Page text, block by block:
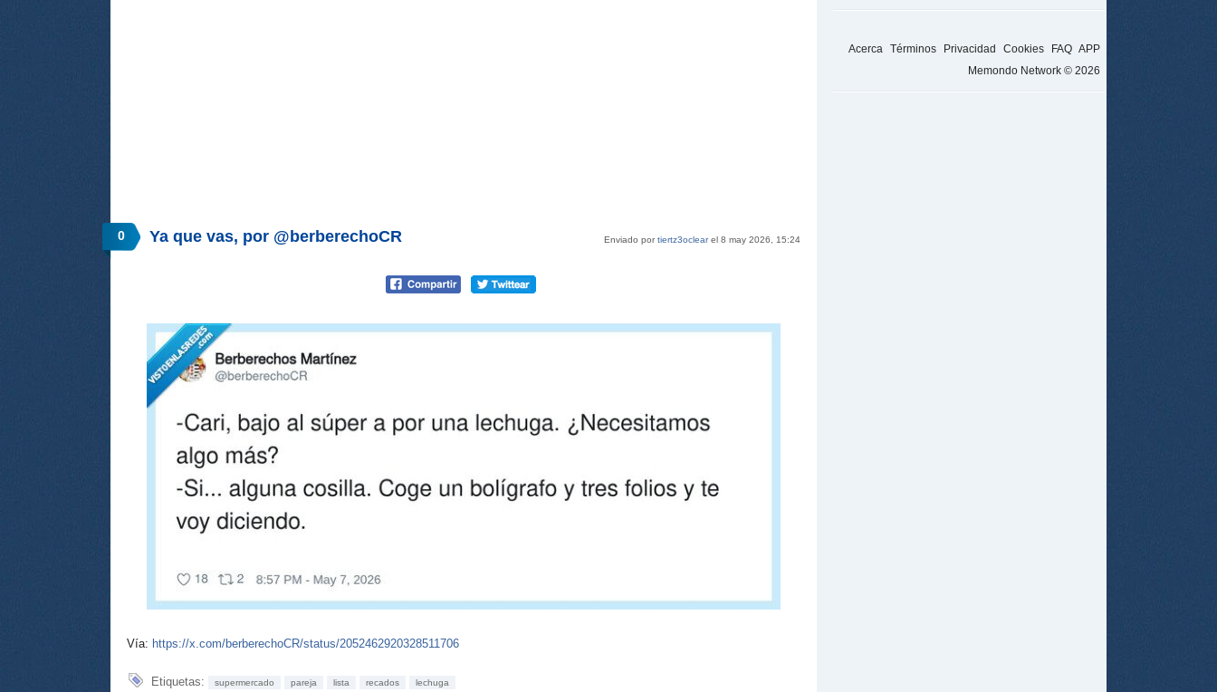
0 Enviado portiertz3oclearel 8 may 2026, 15:24
Ya que vas, por @berberechoCR
Vía: https://x.com/berberechoCR/status/2052462920328511706
Etiquetas: supermercado pareja lista recados lechuga
Acerca Términos Privacidad Cookies FAQ APP
Memondo Network © 2026